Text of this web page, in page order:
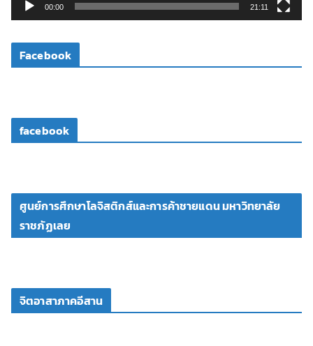
ดี
โ
00:00 21:11
Facebook
facebook
ศูนย์การศึกษาโลจิสติกส์และการค้าชายแดน มหาวิทยาลัย
ราชภัฏเลย
จิตอาสาภาคอีสาน